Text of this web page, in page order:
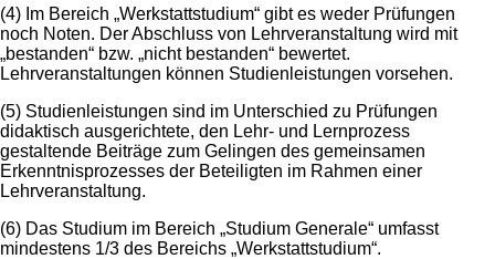
(4) Im Bereich „Werkstattstudium“ gibt es weder Prüfungen
noch Noten. Der Abschluss von Lehrveranstaltung wird mit
„bestanden“ bzw. „nicht bestanden“ bewertet.
Lehrveranstaltungen können Studienleistungen vorsehen.
(5) Studienleistungen sind im Unterschied zu Prüfungen
didaktisch ausgerichtete, den Lehr- und Lernprozess
gestaltende Beiträge zum Gelingen des gemeinsamen
Erkenntnisprozesses der Beteiligten im Rahmen einer
Lehrveranstaltung.
(6) Das Studium im Bereich „Studium Generale“ umfasst
mindestens 1/3 des Bereichs „Werkstattstudium“.